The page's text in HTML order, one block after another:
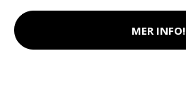
MER INFO!